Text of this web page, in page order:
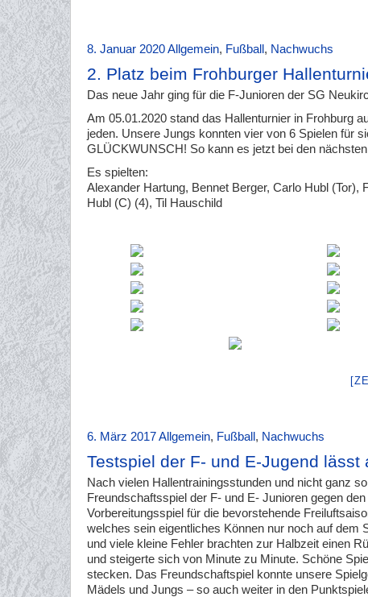
8. Januar 2020Allgemein, Fußball, Nachwuchs
2. Platz beim Frohburger
Das neue Jahr ging für die F-Junioren der SG
Am 05.01.2020 stand das Hallenturnier in Frohburg
jeden. Unsere Jungs konnten vier von 6 Spielen für
GLÜCKWUNSCH! So kann es jetzt bei den
Es spielten:
Alexander Hartung, Bennet Berger, Carlo Hubl
Hubl (C) (4), Til Hauschild
6. März 2017Allgemein, Fußball, Nachwuchs
Testspiel der F- und E-Jugend lässt
Nach vielen Hallentrainingsstunden und nicht ganz
Freundschaftsspiel der F- und E- Junioren gegen
Vorbereitungsspiel für die bevorstehende
welches sein eigentliches Können nur noch auf dem
und viele kleine Fehler brachten zur Halbzeit einen
und steigerte sich von Minute zu Minute. Schöne
stecken. Das Freundschaftspiel konnte unsere
Mädels und Jungs – so auch weiter in den